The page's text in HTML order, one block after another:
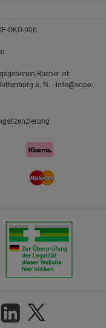
ÖKO-006
Bücher ist:
a. N. - info@kopp-